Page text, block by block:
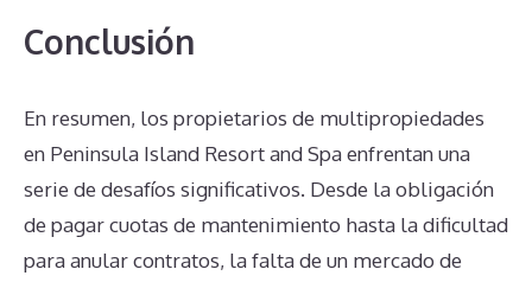
Conclusión
En resumen, los propietarios de multipropiedades
en Peninsula Island Resort and Spa enfrentan una
serie de desafíos significativos. Desde la obligación
de pagar cuotas de mantenimiento hasta la dificultad
para anular contratos, la falta de un mercado de